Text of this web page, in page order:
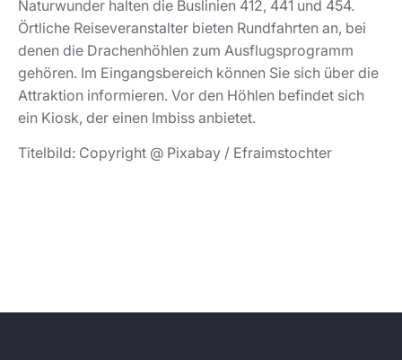
Naturwunder halten die Buslinien 412, 441 und 454.
Örtliche Reiseveranstalter bieten Rundfahrten an, bei
denen die Drachenhöhlen zum Ausflugsprogramm
gehören. Im Eingangsbereich können Sie sich über die
Attraktion informieren. Vor den Höhlen befindet sich
ein Kiosk, der einen Imbiss anbietet.
Titelbild: Copyright @ Pixabay / Efraimstochter